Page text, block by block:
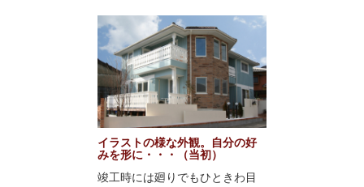
イラストの様な外観。自分の好
みを形に・・・（当初）
竣工時には廻りでもひときわ目